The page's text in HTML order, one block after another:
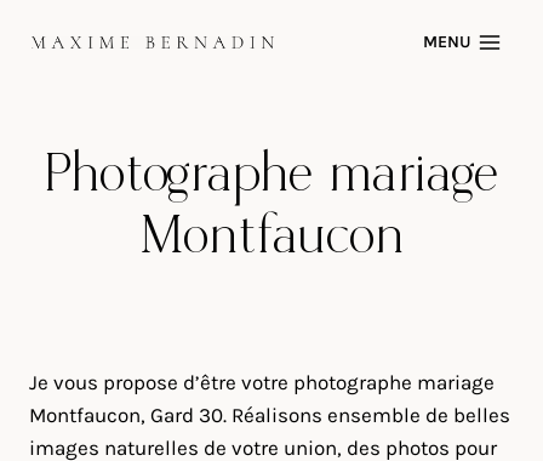
MENU
Photographe mariage
Montfaucon
Je vous propose d’être votre photographe mariage
Montfaucon, Gard 30. Réalisons ensemble de belles
images naturelles de votre union, des photos pour